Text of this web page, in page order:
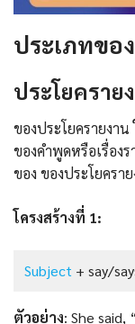
ประเภทขอ
ประโยครา
ของประโยครายงาน
ของคำพูดหรือเรื่อง
ของ ของประโยครา
โครงสร้างที่ 1:
Subject + say/
ตัวอย่าง: She said,